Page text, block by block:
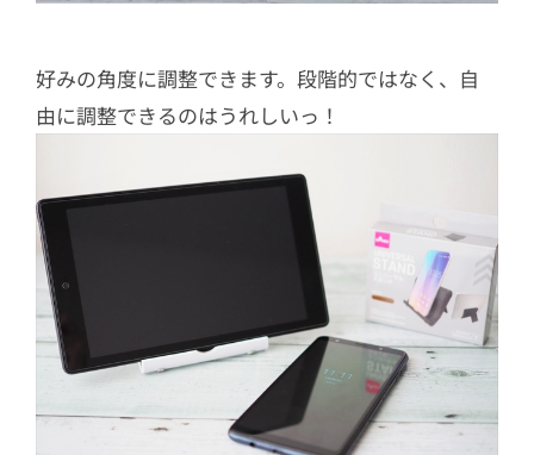
好みの角度に調整できます。段階的ではなく、自
由に調整できるのはうれしいっ！